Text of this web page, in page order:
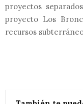
proyectos
proyecto Los
recursos